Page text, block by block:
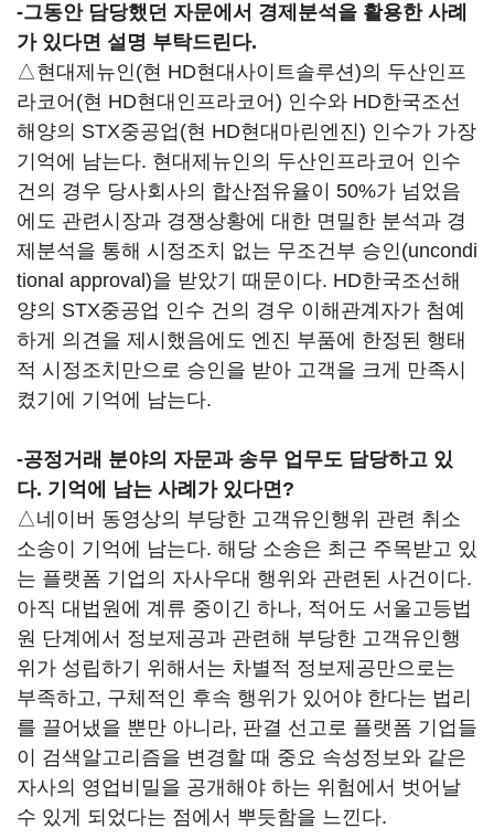
-그동안 담당했던 자문에서 경제분석을 활용한 사례
가 있다면 설명 부탁드린다.
△현대제뉴인(현 HD현대사이트솔루션)의 두산인프
라코어(현 HD현대인프라코어) 인수와 HD한국조선
해양의 STX중공업(현 HD현대마린엔진) 인수가 가장
기억에 남는다. 현대제뉴인의 두산인프라코어 인수
건의 경우 당사회사의 합산점유율이 50%가 넘었음
에도 관련시장과 경쟁상황에 대한 면밀한 분석과 경
제분석을 통해 시정조치 없는 무조건부 승인(uncondi
tional approval)을 받았기 때문이다. HD한국조선해
양의 STX중공업 인수 건의 경우 이해관계자가 첨예
하게 의견을 제시했음에도 엔진 부품에 한정된 행태
적 시정조치만으로 승인을 받아 고객을 크게 만족시
켰기에 기억에 남는다.
-공정거래 분야의 자문과 송무 업무도 담당하고 있
다. 기억에 남는 사례가 있다면?
△네이버 동영상의 부당한 고객유인행위 관련 취소
소송이 기억에 남는다. 해당 소송은 최근 주목받고 있
는 플랫폼 기업의 자사우대 행위와 관련된 사건이다.
아직 대법원에 계류 중이긴 하나, 적어도 서울고등법
원 단계에서 정보제공과 관련해 부당한 고객유인행
위가 성립하기 위해서는 차별적 정보제공만으로는
부족하고, 구체적인 후속 행위가 있어야 한다는 법리
를 끌어냈을 뿐만 아니라, 판결 선고로 플랫폼 기업들
이 검색알고리즘을 변경할 때 중요 속성정보와 같은
자사의 영업비밀을 공개해야 하는 위험에서 벗어날
수 있게 되었다는 점에서 뿌듯함을 느낀다.